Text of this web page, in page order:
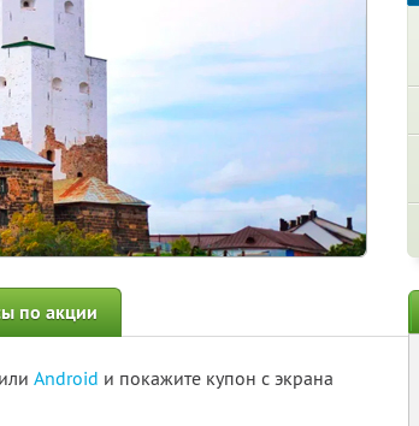
по акции
или Android и покажите купон с экрана